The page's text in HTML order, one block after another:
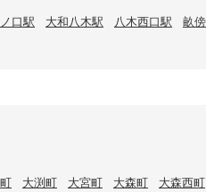
口駅 大和八木駅 八木西口駅
畝
大渕町 大宮町 大森町 大森西町